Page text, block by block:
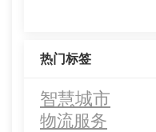
热门标签
智慧城市
物流服务